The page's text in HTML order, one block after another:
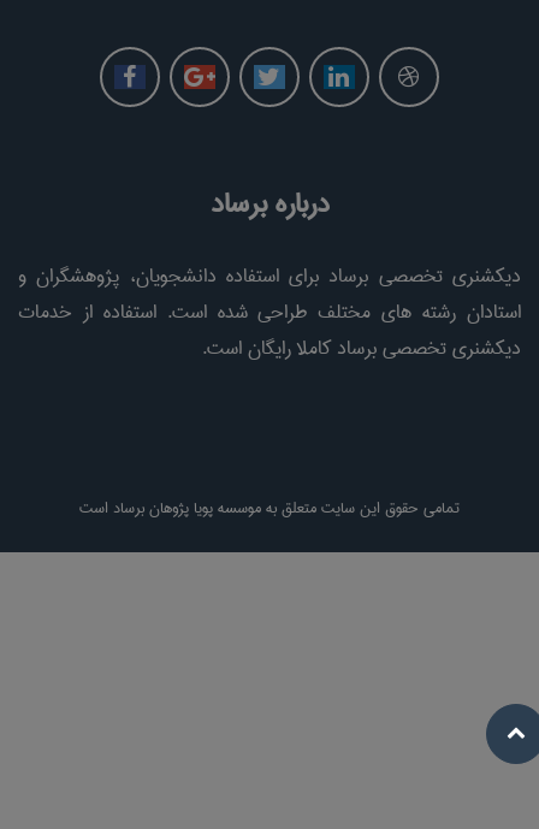
درباره برساد
دیکشنری تخصصی برساد برای استفاده دانشجویان، پژوهشگران و
استادان رشته های مختلف طراحی شده است. استفاده از خدمات
دیکشنری تخصصی برساد کاملا رایگان است.
تمامی حقوق این سایت متعلق به موسسه پویا پژوهان برساد است